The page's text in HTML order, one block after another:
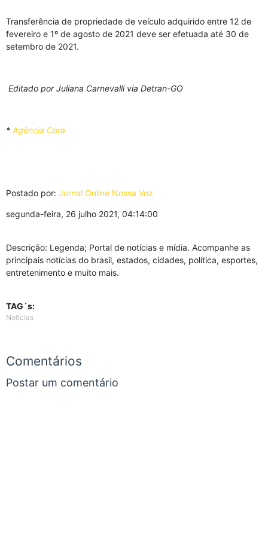
Transferência de propriedade de veículo adquirido entre 12 de
fevereiro e 1º de agosto de 2021 deve ser efetuada até 30 de
setembro de 2021.
Editado por Juliana Carnevalli via Detran-GO
* Agência Cora
Postado por: Jornal Online Nossa Voz
segunda-feira, 26 julho 2021, 04:14:00
Descrição: Legenda; Portal de notícias e mídia. Acompanhe as
principais notícias do brasil, estados, cidades, política, esportes,
entretenimento e muito mais.
TAG´s:
Notícias
Comentários
Postar um comentário